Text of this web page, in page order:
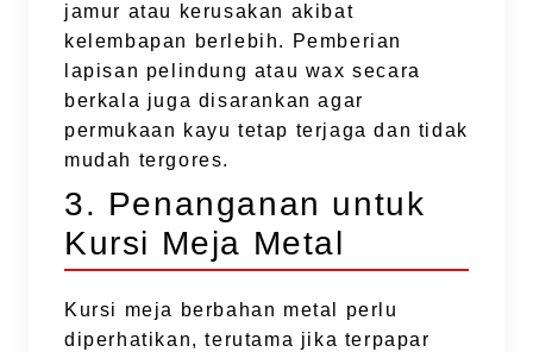
jamur atau kerusakan akibat
kelembapan berlebih. Pemberian
lapisan pelindung atau wax secara
berkala juga disarankan agar
permukaan kayu tetap terjaga dan tidak
mudah tergores.
3. Penanganan untuk
Kursi Meja Metal
Kursi meja berbahan metal perlu
diperhatikan, terutama jika terpapar